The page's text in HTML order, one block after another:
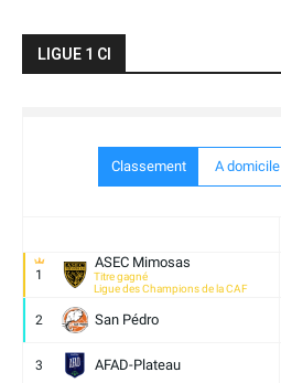
LIGUE 1 CI
Classement A domicile
1
ASEC Mimosas
Titre gagné
Ligue des Champions de la CAF
2 San Pédro
3 AFAD-Plateau